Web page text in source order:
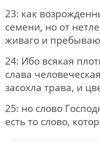
23: как
семени, но от
живаго и
24: Ибо всякая
слава
засохла трава, и
25: но слово
есть то слово,